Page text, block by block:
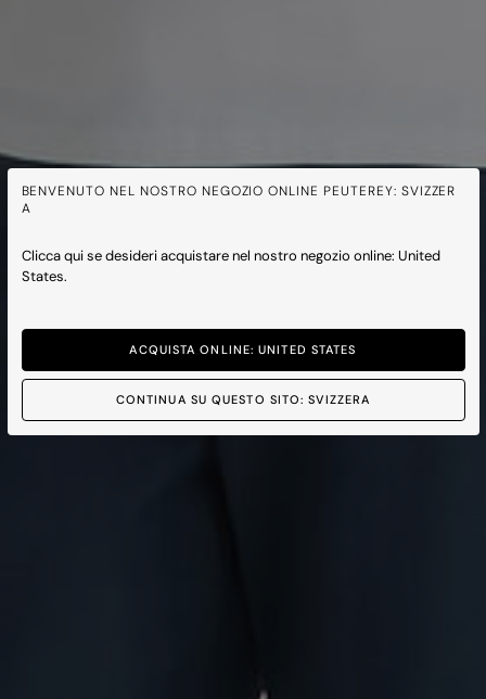
BENVENUTO NEL NOSTRO NEGOZIO ONLINE PEUTEREY: SVIZZER
A
Clicca qui se desideri acquistare nel nostro negozio online: United
States.
ACQUISTA ONLINE: UNITED STATES
CONTINUA SU QUESTO SITO: SVIZZERA